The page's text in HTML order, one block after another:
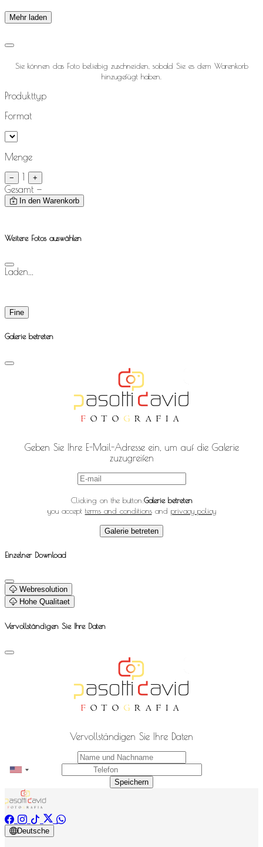
Mehr laden
Sie können das Foto beliebig zuschneiden, sobald Sie es dem Warenkorb
hinzugefügt haben.
Produkttyp
Format
Menge
− 1 +
Gesamt —
In den Warenkorb
Weitere Fotos auswählen
Laden...
Fine
Galerie betreten
Geben Sie Ihre E-Mail-Adresse ein, um auf die Galerie
zuzugreifen
Clicking on the button:Galerie betreten
you accept terms and conditionsand privacy policy
Galerie betreten
Einzelner Download
Webresolution
Hohe Qualitaet
Vervollständigen Sie Ihre Daten
Vervollständigen Sie Ihre Daten
Speichern
Deutsche